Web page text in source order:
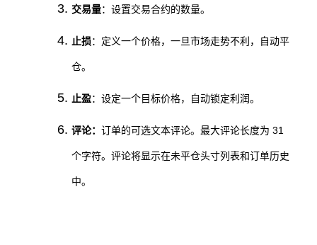
交易量：设置交易合约的数量。
止损：定义一个价格，一旦市场走势不利，自动平
仓。
止盈：设定一个目标价格，自动锁定利润。
评论： 订单的可选文本评论。最大评论长度为 31
个字符。评论将显示在未平仓头寸列表和订单历史
中。